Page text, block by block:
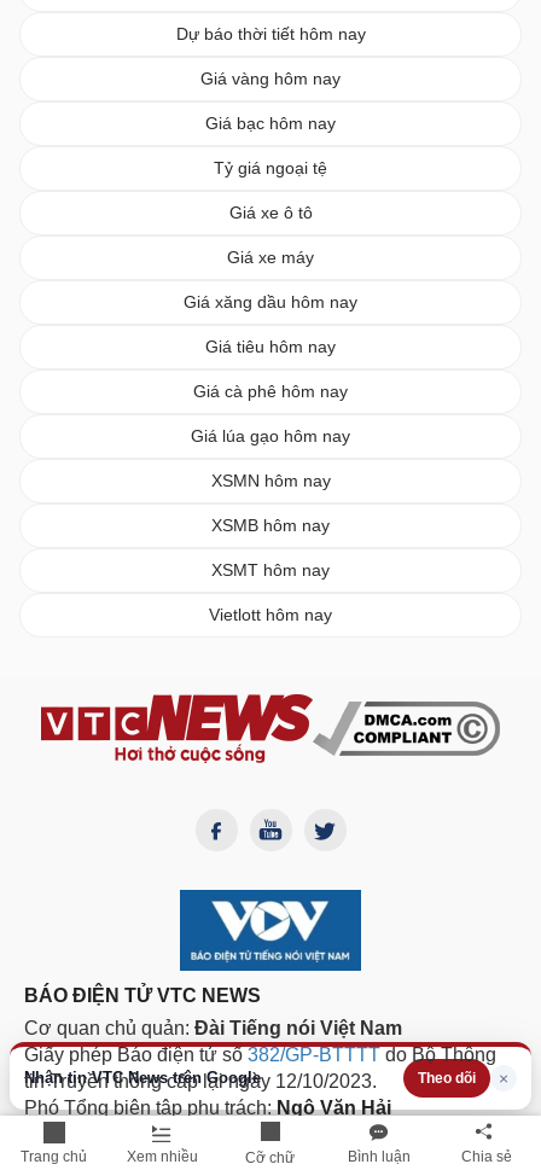
Trang chủ Xem nhiều Cỡ chữ Bình luận Chia sẻ
Nhận tin VTC News trên Google Theo dõi ×
Dự báo thời tiết hôm nay
Giá vàng hôm nay
Giá bạc hôm nay
Tỷ giá ngoại tệ
Giá xe ô tô
Giá xe máy
Giá xăng dầu hôm nay
Giá tiêu hôm nay
Giá cà phê hôm nay
Giá lúa gạo hôm nay
XSMN hôm nay
XSMB hôm nay
XSMT hôm nay
Vietlott hôm nay
BÁO ĐIỆN TỬ VTC NEWS
Cơ quan chủ quản: Đài Tiếng nói Việt Nam
Giấy phép Báo điện tử số 382/GP-BTTTT do Bộ Thông
tin Truyền thông cấp lại ngày 12/10/2023.
Phó Tổng biên tập phụ trách:Ngô Văn Hải
0855.911.911 toasoan@vtcnews.vn